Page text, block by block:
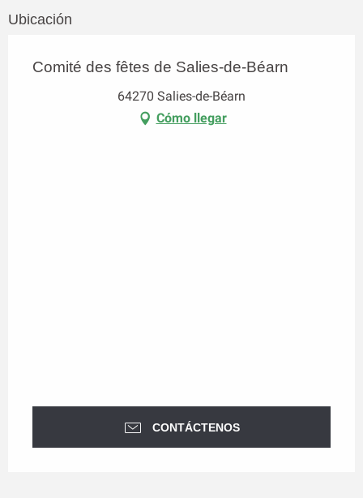
Ubicación
Comité des fêtes de Salies-de-Béarn
64270 Salies-de-Béarn
Cómo llegar
CONTÁCTENOS